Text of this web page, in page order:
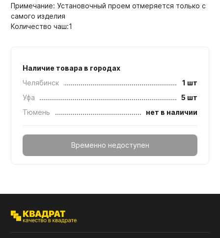
Примечание: Установочный проем отмеряется только с
самого изделия
Количество чаш:1
Наличие товара в городах
Челябинск
1 шт
Уфа
5 шт
Тюмень
нет в наличии
Временно недоступен